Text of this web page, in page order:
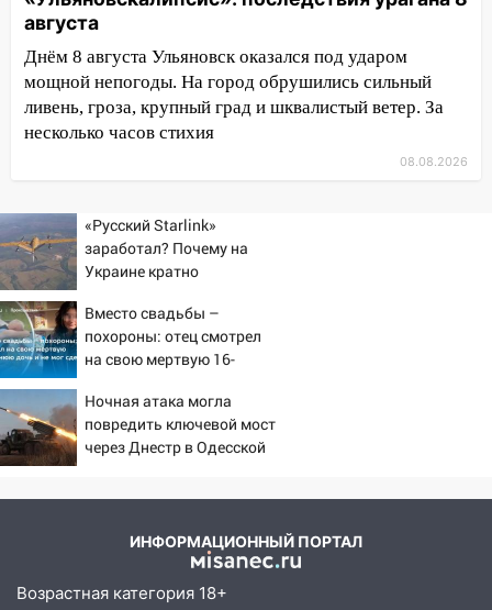
урагана 8 августа
16:38 Прогноз погоды в Ульяновской
области на 9 августа
16:34 Из-за мощной непогоды в
Ульяновске отменили фестиваль «Наше
Ульяновской области намолотил более
100 тысяч тонн зерна
15:17
Ульяновской области подали более 10
тысяч заявлений
15:04
после шторма: поваленные деревья и
затопленные улицы
14:28
Деева в Заволжье
Жители Ульяновска сами
пытаются расчистить ливнёвки, не
дождавшись коммунальщиков
августа
Днём 8 августа Ульяновск оказался под ударом
мощной непогоды. На город обрушились сильный
ливень, гроза, крупный град и шквалистый ветер. За
несколько часов стихия
08.08.2026
«Русский Starlink»
заработал? Почему на
Украине кратно
попаданий по объектам
ВСУ
Вместо свадьбы –
похороны: отец смотрел
на свою мертвую 16-
сдержать слезы
Ночная атака могла
повредить ключевой мост
через Днестр в Одесской
ИНФОРМАЦИОННЫЙ ПОРТАЛ
Возрастная категория 18+